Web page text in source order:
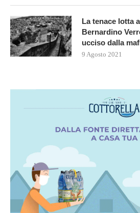
La tenace lotta
Bernardino
ucciso dalla
9 Agosto 2021